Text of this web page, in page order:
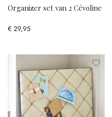
Organizer set van 2 Cévoline
€ 29,95